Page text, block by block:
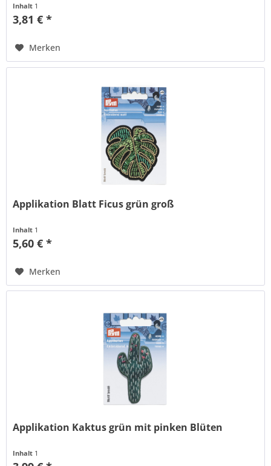
Inhalt 1
3,81 € *
Merken
Applikation Blatt Ficus grün groß
Inhalt 1
5,60 € *
Merken
Applikation Kaktus grün mit pinken Blüten
Inhalt 1